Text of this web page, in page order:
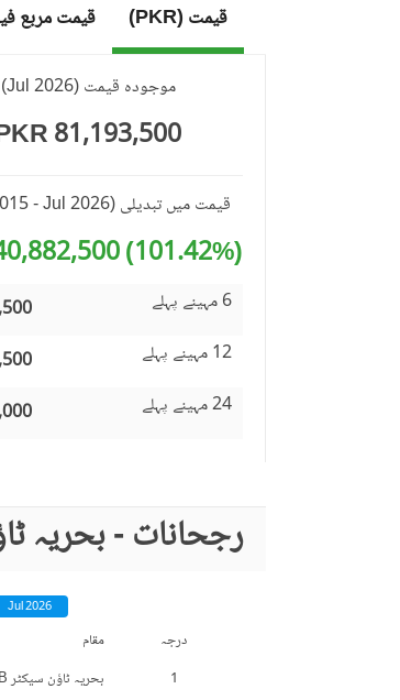
موجودہ قیمت(
Jul 2026
)
81,193,500 PKR
قیمت میں تبدیلی (May 2015 - Jul 2026)
(101.42%) 40,882,500 PKR
6 مہینے پہلے
12 مہینے پہلے
24 مہینے پہلے
قیمت (PKR) قیمت مربع
رجحانات - بحریہ
درجہ مقام
1
بحریہ ٹاؤن سیکٹر B
Jul 2026